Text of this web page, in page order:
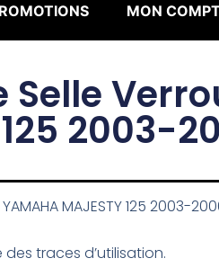
MON
Selle
125 2003-
YAMAHA MAJESTY 125 2003-
traces d’utilisation.